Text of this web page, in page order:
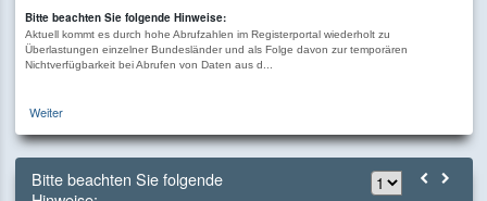
Bitte beachten Sie folgende Hinweise:
Aktuell kommt es durch hohe Abrufzahlen im Registerportal wiederholt zu
Überlastungen einzelner Bundesländer und als Folge davon zur temporären
Nichtverfügbarkeit bei Abrufen von Daten aus d...
Weiter
Bitte beachten Sie folgende